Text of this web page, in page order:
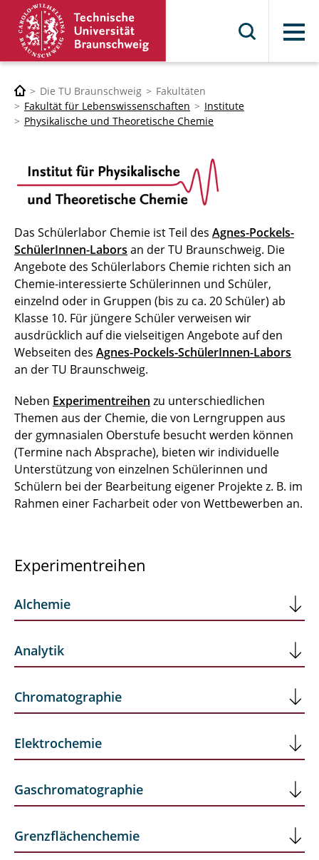
Menü
Die TU Braunschweig
Fakultäten
Fakultät für Lebenswissenschaften
Institute
Physikalische und Theoretische Chemie
Das Schülerlabor Chemie ist Teil des Agnes-Pockels-
SchülerInnen-Labors an der TU Braunschweig. Die
Angebote des Schülerlabors Chemie richten sich an
Chemie-interessierte Schülerinnen und Schüler,
einzelnd oder in Gruppen (bis zu ca. 20 Schüler) ab
Klasse 10. Für jüngere Schüler verweisen wir
ausdrücklich auf die vielseitigen Angebote auf den
Webseiten des Agnes-Pockels-SchülerInnen-Labors
an der TU Braunschweig.
Neben Experimentreihen zu unterschiedlichen
Themen aus der Chemie, die von Lerngruppen aus
der gymnasialen Oberstufe besucht werden können
(Termine nach Absprache), bieten wir individuelle
Unterstützung von einzelnen Schülerinnen und
Schülern bei der Bearbeitung eigener Projekte z. B. im
Rahmen einer Facharbeit oder von Wettbewerben an.
Experimentreihen
Alchemie
Analytik
Chromatographie
Elektrochemie
Gaschromatographie
Grenzflächenchemie